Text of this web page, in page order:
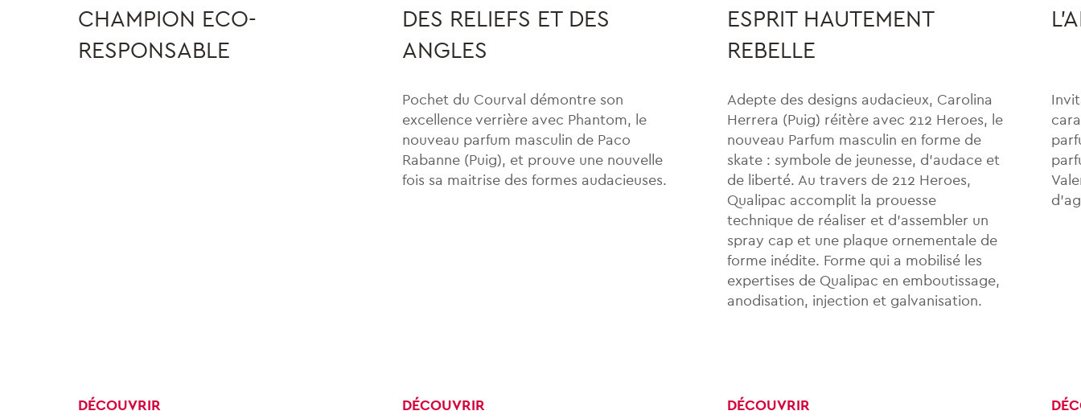
CHAMPION ECO-
RESPONSABLE
DÉCOUVRIR
DES RELIEFS ET DES
ANGLES
Pochet du Courval démontre son
excellence verrière avec Phantom, le
nouveau parfum masculin de Paco
Rabanne (Puig), et prouve une nouvelle
fois sa maitrise des formes audacieuses.
DÉCOUVRIR
ESPRIT HAUTEMENT
REBELLE
Adepte des designs audacieux, Carolina
Herrera (Puig) réitère avec 212 Heroes, le
nouveau Parfum masculin en forme de
skate : symbole de jeunesse, d’audace et
de liberté. Au travers de 212 Heroes,
Qualipac accomplit la prouesse
technique de réaliser et d’assembler un
spray cap et une plaque ornementale de
forme inédite. Forme qui a mobilisé les
expertises de Qualipac en emboutissage,
anodisation, injection et galvanisation.
DÉCOUVRIR